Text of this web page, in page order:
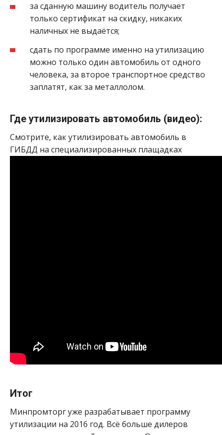
за сданную машину водитель получает
только сертификат на скидку, никаких
наличных не выдаётся;
сдать по программе именно на утилизацию
можно только один автомобиль от одного
человека, за второе транспортное средство
заплатят, как за металлолом.
Где утилизировать автомобиль (видео):
Смотрите, как утилизировать автомобиль в
ГИБДД на специализированных плащадках
Итог
Минпромторг уже разрабатывает программу
утилизации на 2016 год. Всё больше дилеров